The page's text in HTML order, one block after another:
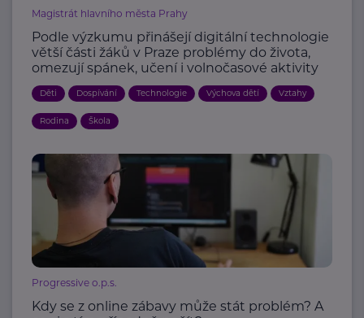
Magistrát hlavního města Prahy
Podle výzkumu přinášejí digitální technologie
větší části žáků v Praze problémy do života,
omezují spánek, učení i volnočasové aktivity
Děti Dospívání Technologie Výchova dětí Vztahy
Rodina Škola
Progressive o.p.s.
Kdy se z online zábavy může stát problém? A